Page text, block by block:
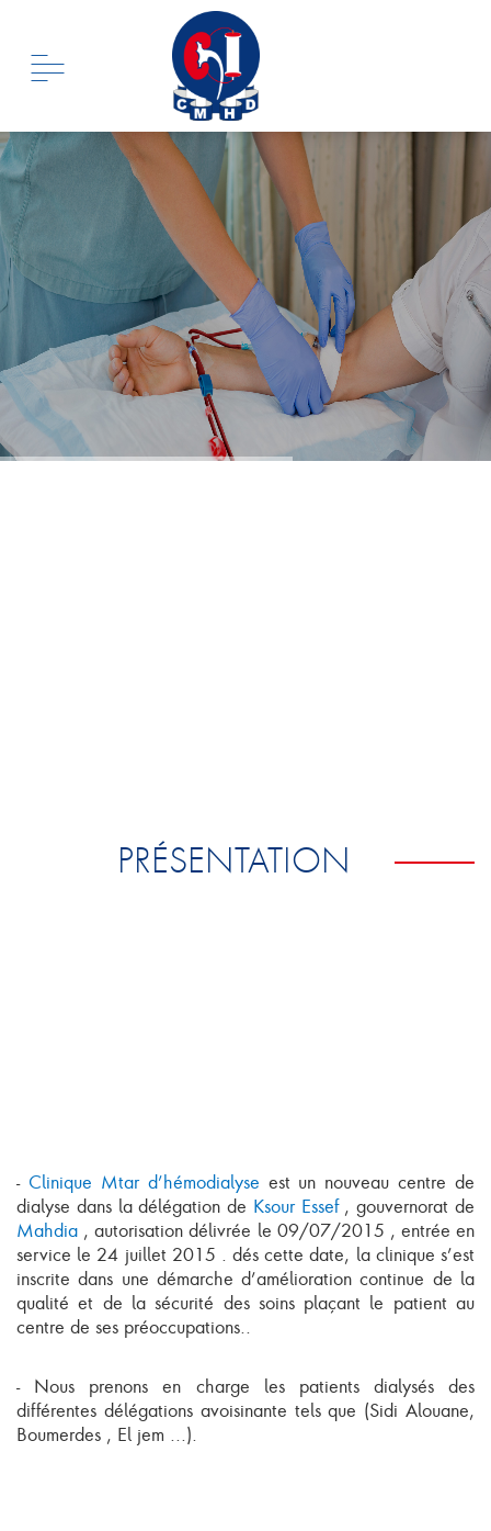
PRÉSENTATION
-Clinique Mtar d’hémodialyse est un nouveau centre de
dialyse dans la délégation de Ksour Essef, gouvernorat de
Mahdia , autorisation délivrée le 09/07/2015 , entrée en
service le 24 juillet 2015 . dés cette date, la clinique s’est
inscrite dans une démarche d’amélioration continue de la
qualité et de la sécurité des soins plaçant le patient au
centre de ses préoccupations..
- Nous prenons en charge les patients dialysés des
différentes délégations avoisinante tels que (Sidi Alouane,
Boumerdes , El jem ...).